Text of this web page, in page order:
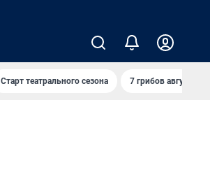
Старт театрального сезона 7 грибов августа